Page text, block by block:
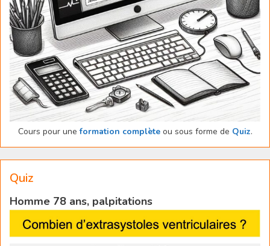
Cours pour uneformation complèteou sous forme de Quiz.
Quiz
Homme 78 ans, palpitations